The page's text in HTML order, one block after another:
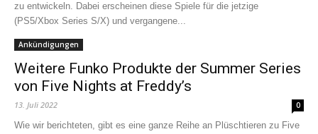
zu entwickeln. Dabei erscheinen diese Spiele für die jetzige
(PS5/Xbox Series S/X) und vergangene...
Ankündigungen
Weitere Funko Produkte der Summer Series
von Five Nights at Freddy’s
13. Juli 2022 0
Wie wir berichteten, gibt es eine ganze Reihe an Plüschtieren zu Five